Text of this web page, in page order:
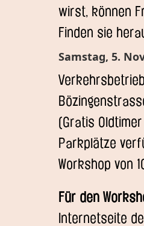
wirst, können
Finden sie
Samstag, 5.
(Gratis
Parkplätze
Workshop von
Für den
Internetseite